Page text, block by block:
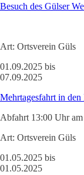
Besuch des Gülser
Art: Ortsverein Güls
01.09.2025 bis
07.09.2025
Mehrtagesfahrt in
Abfahrt 13:00 Uhr
Art: Ortsverein Güls
01.05.2025 bis
01.05.2025